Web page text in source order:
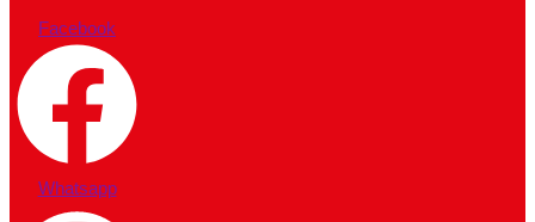
Facebook
Whatsapp